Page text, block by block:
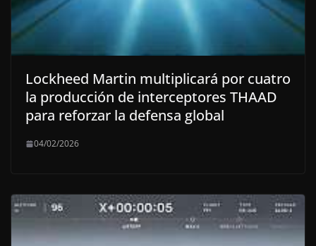
Lockheed Martin multiplicará por cuatro
la producción de interceptores THAAD
para reforzar la defensa global
04/02/2026